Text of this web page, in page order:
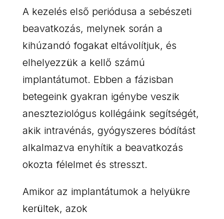
A kezelés első periódusa a sebészeti
beavatkozás, melynek során a
kihúzandó fogakat eltávolítjuk, és
elhelyezzük a kellő számú
implantátumot. Ebben a fázisban
betegeink gyakran igénybe veszik
aneszteziológus kollégáink segítségét,
akik intravénás, gyógyszeres bódítást
alkalmazva enyhítik a beavatkozás
okozta félelmet és stresszt.
Amikor az implantátumok a helyükre
kerültek, azok